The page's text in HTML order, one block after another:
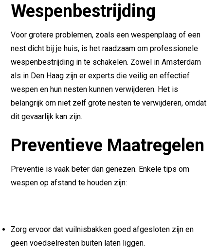
Wespenbestrijding
Voor grotere problemen, zoals een wespenplaag of een
nest dicht bij je huis, is het raadzaam om professionele
wespenbestrijding in te schakelen. Zowel in Amsterdam
als in Den Haag zijn er experts die veilig en effectief
wespen en hun nesten kunnen verwijderen. Het is
belangrijk om niet zelf grote nesten te verwijderen, omdat
dit gevaarlijk kan zijn.
Preventieve Maatregelen
Preventie is vaak beter dan genezen. Enkele tips om
wespen op afstand te houden zijn:
Zorg ervoor dat vuilnisbakken goed afgesloten zijn en
geen voedselresten buiten laten liggen.